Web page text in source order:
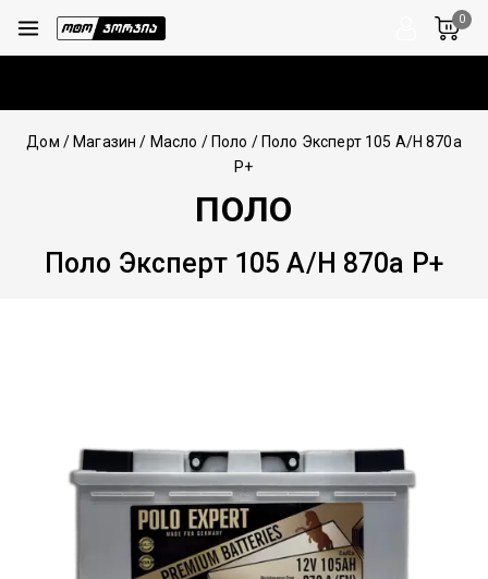
0
Дом / Магазин / Масло / Поло / Поло Эксперт 105 А/Н 870а
Р+
ПОЛО
Поло Эксперт 105 А/Н 870а Р+